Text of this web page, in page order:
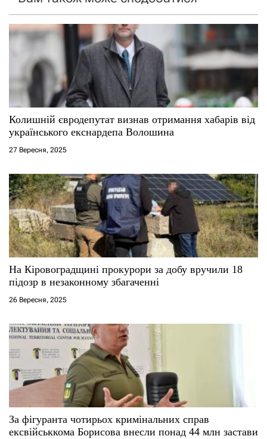
а
и
с
і
в
Колишній євродепутат визнав отримання хабарів від
українського екснардепа Волошина
27 Вересня, 2025
На Кіровоградщині прокурори за добу вручили 18
підозр в незаконному збагаченні
26 Вересня, 2025
За фігуранта чотирьох кримінальних справ
ексвійськкома Борисова внесли понад 44 млн застави